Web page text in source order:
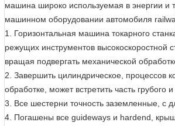
машина широко используемая в энергии
машинном оборудовании автомобиля
1. Горизонтальная машина токарного
режущих инструментов высокоскоростной
вращая подвергать механической
2. Завершить цилиндрическое, процессов
обработке, может встретить часть грубого
3. Все шестерни точность заземленные,
4. Погашены все guideways и hardend,